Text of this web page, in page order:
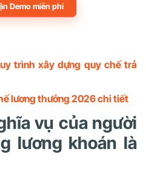
Demo miễn phí
trình xây dựng quy chế trả
lương thưởng 2026 chi tiết
vụ của người
lương khoán là